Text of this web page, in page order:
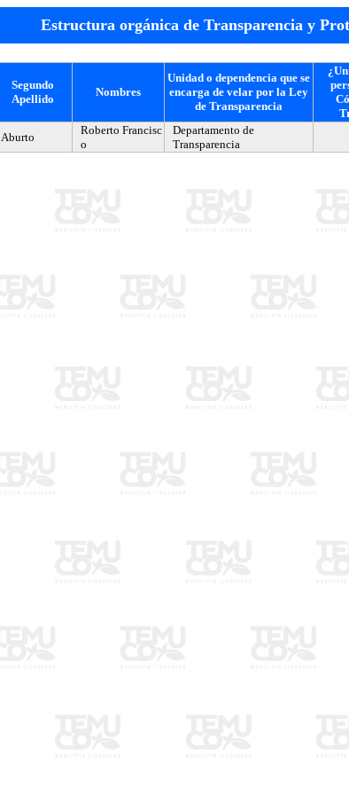
Estructura orgánica de Transparencia y
Segundo
Apellido
Nombres
Unidad o dependencia que se
encarga de velar por la Ley
de Transparencia
Aburto
Roberto Francisc
o
Departamento de
Transparencia